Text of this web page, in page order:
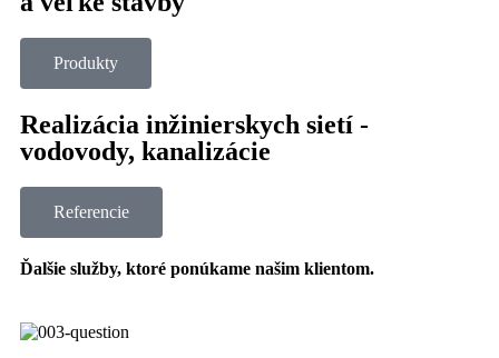
Produkty
Realizácia inžinierskych sietí -
vodovody, kanalizácie
Referencie
Ďalšie služby, ktoré ponúkame našim klientom.